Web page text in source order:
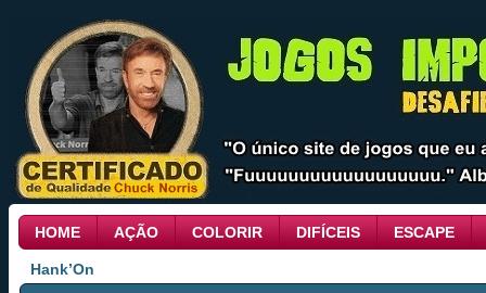
HOME AÇÃO COLORIR DIFÍCEIS ESCAPE
Hank’On